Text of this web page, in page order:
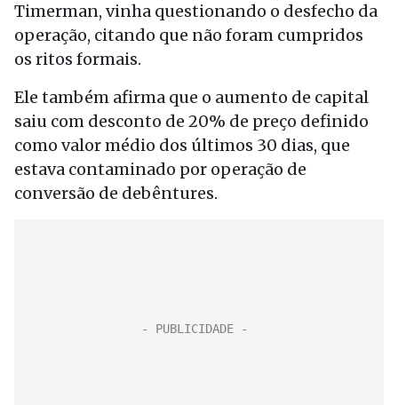
Timerman, vinha questionando o desfecho da
operação, citando que não foram cumpridos
os ritos formais.
Ele também afirma que o aumento de capital
saiu com desconto de 20% de preço definido
como valor médio dos últimos 30 dias, que
estava contaminado por operação de
conversão de debêntures.